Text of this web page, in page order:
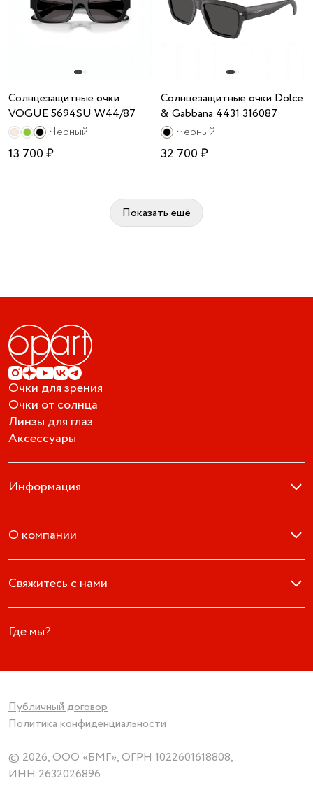
Солнцезащитные очки
VOGUE 5694SU W44/87
Черный
13 700 ₽
Солнцезащитные очки Dolce
& Gabbana 4431 316087
Черный
32 700 ₽
Показать ещё
Очки для зрения
Очки от солнца
Линзы для глаз
Аксессуары
Информация
О компании
Свяжитесь с нами
Где мы?
© 2026, ООО «БМГ», ОГРН 1022601618808,
ИНН 2632026896
Публичный договор
Политика конфиденциальности